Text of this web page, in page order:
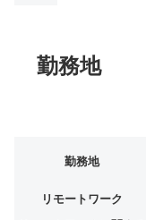
勤務地
勤務地
リモートワーク